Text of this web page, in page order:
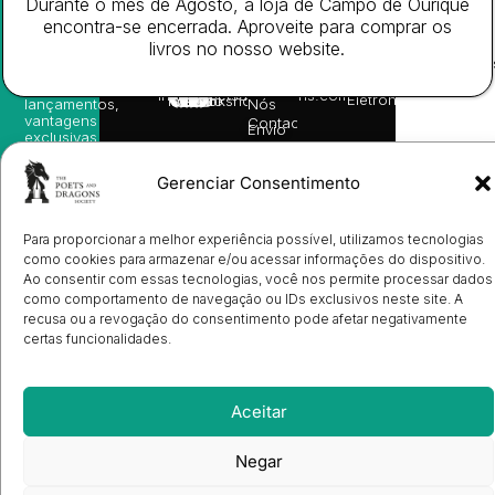
Gerenciar Consentimento
Para proporcionar a melhor experiência possível, utilizamos tecnologias
como cookies para armazenar e/ou acessar informações do dispositivo.
Ao consentir com essas tecnologias, você nos permite processar dados
como comportamento de navegação ou IDs exclusivos neste site. A
recusa ou a revogação do consentimento pode afetar negativamente
certas funcionalidades.
Aceitar
Negar
info@poetsandragons.com
Infantil
Adulto
Bookshop
Autores
Eventos
Prémio
Nós
Contactos
Envio
de
Candidatura
de
de
Livrarias
de
Cookies
Eletrónico
nossas
sugestões
lançamentos,
vantagens
exclusivas
avisos
diretamente
no seu
Subscrever
Todos
os
Durante o mês de Agosto, a loja de Campo de Ourique
encontra-se encerrada. Aproveite para comprar os
livros no nosso website.